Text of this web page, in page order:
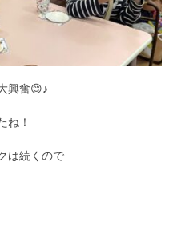
興奮😊♪
ね！
は続くので